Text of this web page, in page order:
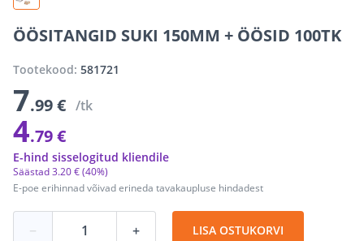
ÖÖSITANGID SUKI 150MM + ÖÖSID 100TK
Tootekood: 581721
7.99 € /tk
4.79 €
E-poe erihinnad võivad erineda tavakaupluse hindadest
Säästad3.20 €(40%)
E-hind sisselogitud kliendile
− + LISA OSTUKORVI